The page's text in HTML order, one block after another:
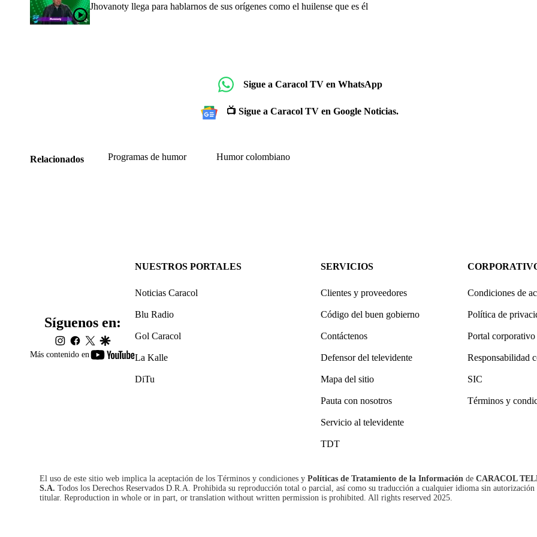
Jhovanoty llega para hablarnos de sus orígenes como el huilense que es él
Sigue a Caracol TV en WhatsApp
📺 Sigue a Caracol TV en Google Noticias.
Relacionados Programas de humor Humor colombiano
Más contenido en
youtube-
Síguenos en:
instagram
facebook
twittergoogle
NUESTROS PORTALES
Noticias Caracol
Blu Radio
Gol Caracol
La Kalle
DiTu
SERVICIOS
Clientes y proveedores
Código del buen gobierno
Contáctenos
Defensor del televidente
Mapa del sitio
Pauta con nosotros
Servicio al televidente
TDT
Condiciones de
Política de
Portal corporativo
Responsabilidad
SIC
Términos y
El uso de este sitio web implica la aceptación de los Términos y condiciones y Políticas de Tratamiento de la Información de CARACOL
S.A. Todos los Derechos Reservados D.R.A. Prohibida su reproducción total o parcial, así como su traducción a cualquier idioma sin autorización
titular. Reproduction in whole or in part, or translation without written permission is prohibited. All rights reserved 2025.